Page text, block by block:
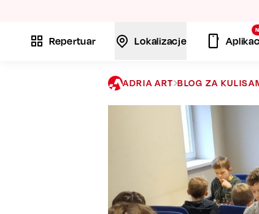
Repertuar Lokalizacje
ADRIA ART BLOG ZA